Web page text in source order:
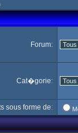
Forum:
Cat�gorie:
sous forme de: